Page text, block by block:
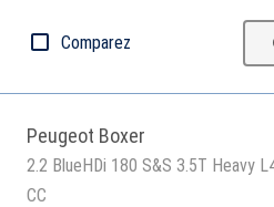
Comparez
Peugeot Boxer
2.2 BlueHDi 180 S&S 3.5T Heavy
CC